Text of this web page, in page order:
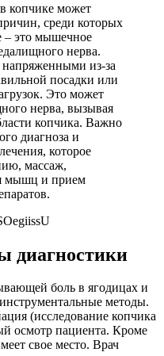
копчике может
среди которых
– это мышечное
нерва.
из-за
посадки или
Это может
нерва, вызывая
копчика. Важно
диагноза и
которое
массаж,
мышц и прием
диагностики
боль в ягодицах и
методы.
(исследование копчика
осмотр пациента. Кроме
свое место. Врач